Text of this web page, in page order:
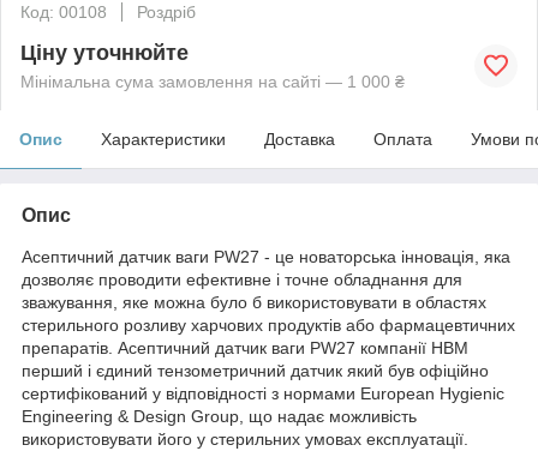
Код: 00108
Роздріб
Ціну уточнюйте
Мінімальна сума замовлення на сайті — 1 000 ₴
Опис Характеристики Доставка Оплата Умови
Опис
Асептичний датчик ваги PW27 - це новаторська інновація, яка
дозволяє проводити ефективне і точне обладнання для
зважування, яке можна було б використовувати в областях
стерильного розливу харчових продуктів або фармацевтичних
препаратів. Асептичний датчик ваги PW27 компанії НВМ
перший і єдиний тензометричний датчик який був офіційно
сертифікований у відповідності з нормами European Hygienic
Engineering & Design Group, що надає можливість
використовувати його у стерильних умовах експлуатації.